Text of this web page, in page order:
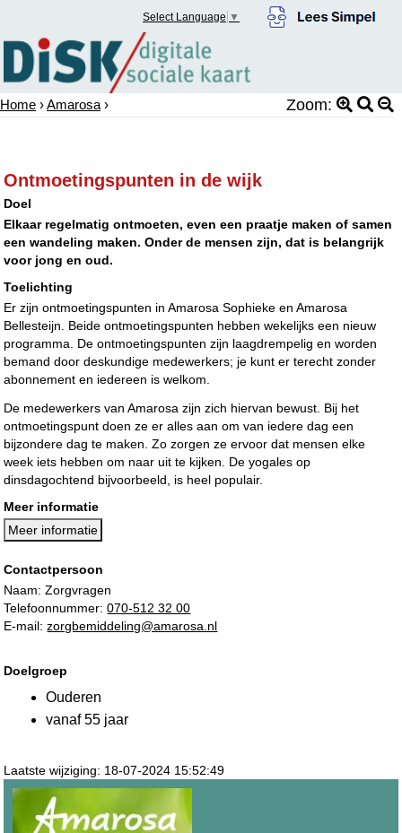
Select Language ▼
Home ›Amarosa › Zoom:
Ontmoetingspunten in de wijk
Doel
Elkaar regelmatig ontmoeten, even een praatje maken of samen
een wandeling maken. Onder de mensen zijn, dat is belangrijk
voor jong en oud.
Toelichting
Er zijn ontmoetingspunten in Amarosa Sophieke en Amarosa
Bellesteijn. Beide ontmoetingspunten hebben wekelijks een nieuw
programma. De ontmoetingspunten zijn laagdrempelig en worden
bemand door deskundige medewerkers; je kunt er terecht zonder
abonnement en iedereen is welkom.
De medewerkers van Amarosa zijn zich hiervan bewust. Bij het
ontmoetingspunt doen ze er alles aan om van iedere dag een
bijzondere dag te maken. Zo zorgen ze ervoor dat mensen elke
week iets hebben om naar uit te kijken. De yogales op
dinsdagochtend bijvoorbeeld, is heel populair.
Meer informatie
Meer informatie
Contactpersoon
Naam: Zorgvragen
Telefoonnummer:070-512 32 00
E-mail:zorgbemiddeling@amarosa.nl
Doelgroep
Ouderen
vanaf 55 jaar
Laatste wijziging: 18-07-2024 15:52:49